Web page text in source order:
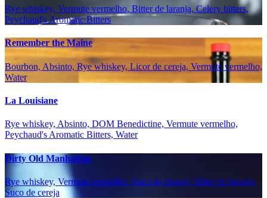
Rye whiskey, Vermute vermelho, Bitter de laranja, Celery bitters,
Peychaud's Aromatic Bitters
Remember the Maine
Bourbon, Absinto, Rye whiskey, Licor de cereja, Vermute vermelho,
Water
La Louisiane
Rye whiskey, Absinto, DOM Benedictine, Vermute vermelho,
Peychaud's Aromatic Bitters, Water
Dirty Old Manhattan
Rye whiskey, Vermute vermelho, Suco de laranja, Bitter de laranja,
Suco de cereja